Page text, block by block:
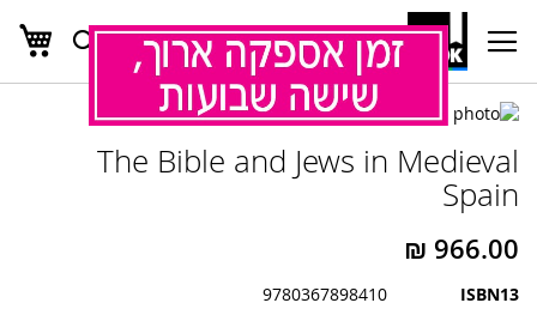
Skip
Content
חפש
The Bible and Jews in Medieval
Spain
ISBN13
9780367898410
לדלג
של
גלריית
תמונות
להתחלה
של
גלריית